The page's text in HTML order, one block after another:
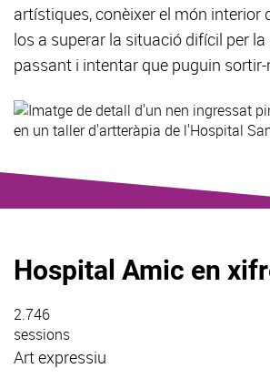
artístiques, conèixer el món interior
los a superar la situació difícil per
passant i intentar que puguin sortir-
Hospital Amic en
2.746
sessions
Art expressiu